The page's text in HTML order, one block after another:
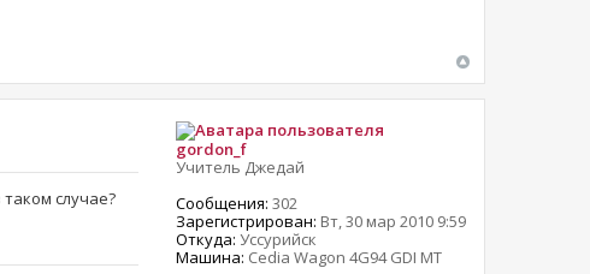
случае?
gordon_f
Учитель Джедай
Сообщения: 302
Зарегистрирован: Вт, 30 мар 2010 9:59
Откуда: Уссурийск
Машина: Cedia Wagon 4G94 GDI MT